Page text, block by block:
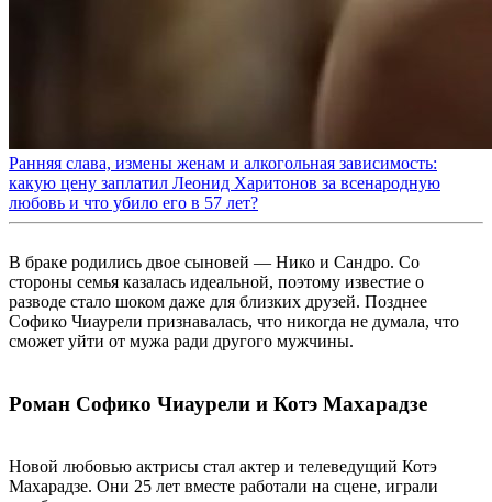
Ранняя слава, измены женам и алкогольная зависимость:
какую цену заплатил Леонид Харитонов за всенародную
любовь и что убило его в 57 лет?
В браке родились двое сыновей — Нико и Сандро. Со
стороны семья казалась идеальной, поэтому известие о
разводе стало шоком даже для близких друзей. Позднее
Софико Чиаурели признавалась, что никогда не думала, что
сможет уйти от мужа ради другого мужчины.
Роман Софико Чиаурели и Котэ Махарадзе
Новой любовью актрисы стал актер и телеведущий Котэ
Махарадзе. Они 25 лет вместе работали на сцене, играли